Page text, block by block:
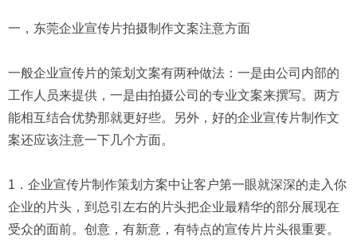
一，东莞企业宣传片拍摄制作文案注意方面
一般企业宣传片的策划文案有两种做法：一是由公司内部的
工作人员来提供，一是由拍摄公司的专业文案来撰写。两方
能相互结合优势那就更好些。另外，好的企业宣传片制作文
案还应该注意一下几个方面。
1．企业宣传片制作策划方案中让客户第一眼就深深的走入你
企业的片头，到总引左右的片头把企业最精华的部分展现在
受众的面前。创意，有新意，有特点的宣传片片头很重要。